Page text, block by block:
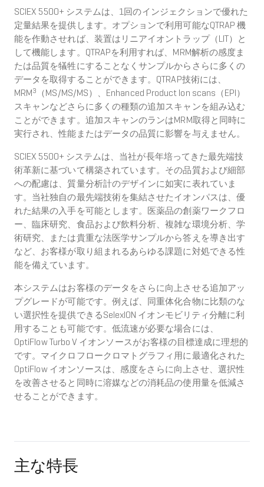
SCIEX 5500+ システムは、1回のインジェクションで優れた
定量結果を提供します。オプションで利用可能なQTRAP 機
能を作動させれば、装置はリニアイオントラップ（LIT）と
して機能します。QTRAPを利用すれば、MRM解析の感度ま
たは品質を犠牲にすることなくサンプルからさらに多くの
データを取得することができます。QTRAP技術には、
MRM3
（MS/MS/MS）、Enhanced Product Ion scans（EPI）
スキャンなどさらに多くの種類の追加スキャンを組み込む
ことができます。追加スキャンのランはMRM取得と同時に
実行され、性能またはデータの品質に影響を与えません。
SCIEX 5500+ システムは、当社が長年培ってきた最先端技
術革新に基づいて構築されています。その品質および細部
への配慮は、質量分析計のデザインに如実に表れていま
す。当社独自の最先端技術を集結させたイオンパスは、優
れた結果の入手を可能とします。医薬品の創薬ワークフロ
ー、臨床研究、食品および飲料分析、複雑な環境分析、学
術研究、または貴重な法医学サンプルから答えを導き出す
など、お客様が取り組まれるあらゆる課題に対処できる性
能を備えています。
本システムはお客様のデータをさらに向上させる追加アッ
プグレードが可能です。例えば、同重体化合物に比類のな
い選択性を提供できるSelexION イオンモビリティ分離に利
用することも可能です。低流速が必要な場合には、
OptiFlow Turbo V イオンソースがお客様の目標達成に理想的
です。マイクロフロークロマトグラフィ用に最適化された
OptiFlow イオンソースは、感度をさらに向上させ、選択性
を改善させると同時に溶媒などの消耗品の使用量を低減さ
せることができます。
主な特長